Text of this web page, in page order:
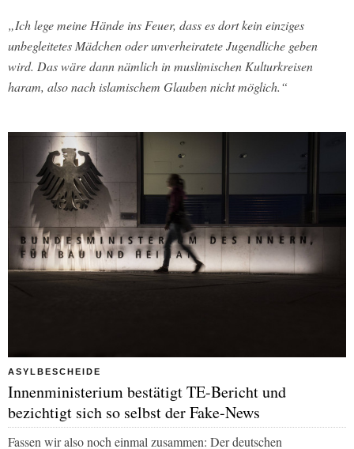
„Ich lege meine Hände ins Feuer, dass es dort kein einziges
unbegleitetes Mädchen oder unverheiratete Jugendliche geben
wird. Das wäre dann nämlich in muslimischen Kulturkreisen
haram, also nach islamischem Glauben nicht möglich.“
ASYLBESCHEIDE
Innenministerium bestätigt TE-Bericht und
bezichtigt sich so selbst der Fake-News
Fassen wir also noch einmal zusammen: Der deutschen